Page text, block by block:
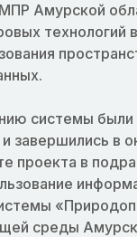
Амурской
технологий
системы
завершились в
проекта в
среды